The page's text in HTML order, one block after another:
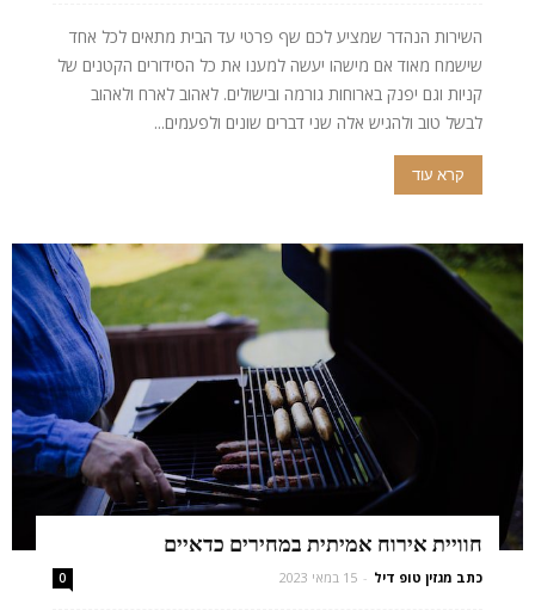
השירות הנהדר שמציע לכם שף פרטי עד הבית מתאים לכל אחד
שישמח מאוד אם מישהו יעשה למענו את כל הסידורים הקטנים של
קניות וגם יפנק בארוחות גורמה ובישולים. לאהוב לארח ולאהוב
לבשל טוב ולהגיש אלה שני דברים שונים ולפעמים...
קרא עוד
חוויית אירוח אמיתית במחירים כדאיים
כתב מגזין טופ דיל - 15 במאי 2023 0